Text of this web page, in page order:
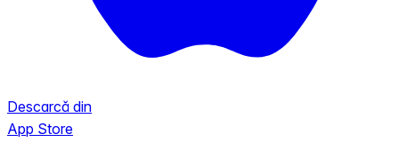
Descarcă din
App Store